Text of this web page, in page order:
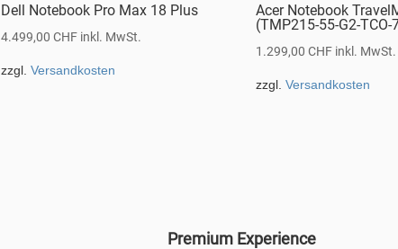
Dell Notebook Pro Max 18 Plus
4.499,00 CHF inkl. MwSt.
zzgl. Versandkosten
Acer Notebook
(TMP215-55-G2-TCO-
1.299,00CHF inkl. MwSt.
zzgl.Versandkosten
Premium Experience